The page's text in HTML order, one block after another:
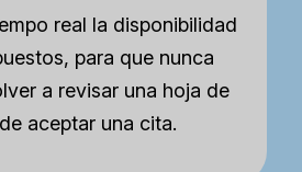
real la disponibilidad
para que nunca
a revisar una hoja de
aceptar una cita.